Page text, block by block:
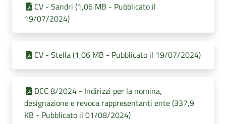
CV - Sandri (1,06 MB - Pubblicato il
19/07/2024)
CV - Stella (1,06 MB - Pubblicato il 19/07/2024)
DCC 8/2024 - Indirizzi per la nomina,
designazione e revoca rappresentanti ente (337,9
KB - Pubblicato il 01/08/2024)